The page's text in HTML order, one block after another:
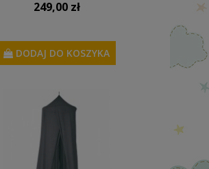
249,00 zł
DODAJ DO KOSZYKA